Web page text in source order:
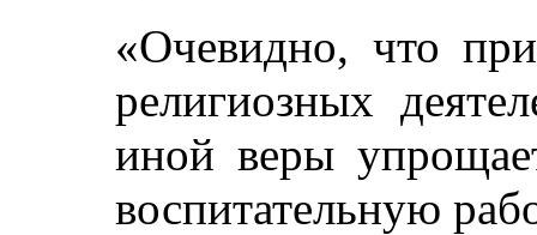
«Очевидно, что
религиозных
иной веры
воспитательную